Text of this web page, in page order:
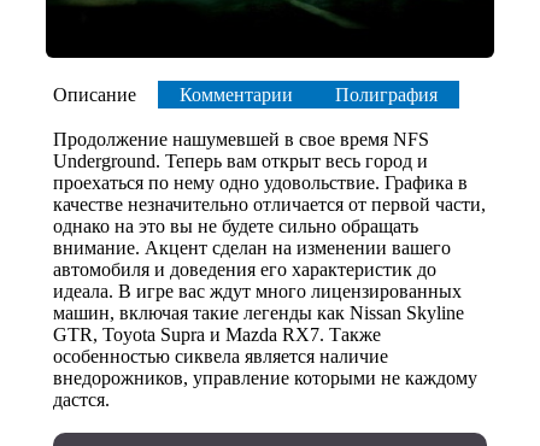
Описание Комментарии Полиграфия
Продолжение нашумевшей в свое время NFS
Underground. Теперь вам открыт весь город и
проехаться по нему одно удовольствие. Графика в
качестве незначительно отличается от первой части,
однако на это вы не будете сильно обращать
внимание. Акцент сделан на изменении вашего
автомобиля и доведения его характеристик до
идеала. В игре вас ждут много лицензированных
машин, включая такие легенды как Nissan Skyline
GTR, Toyota Supra и Mazda RX7. Также
особенностью сиквела является наличие
внедорожников, управление которыми не каждому
дастся.